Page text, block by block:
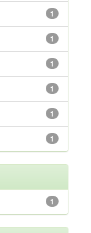
1
1
1
1
1
1
1